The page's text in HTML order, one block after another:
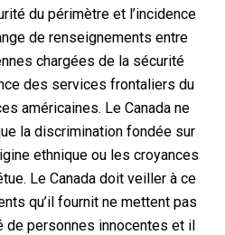
du périmètre et l’incidence
de renseignements entre
chargées de la sécurité
des services frontaliers du
américaines. Le Canada ne
la discrimination fondée sur
ethnique ou les croyances
Le Canada doit veiller à ce
qu’il fournit ne mettent pas
de personnes innocentes et il